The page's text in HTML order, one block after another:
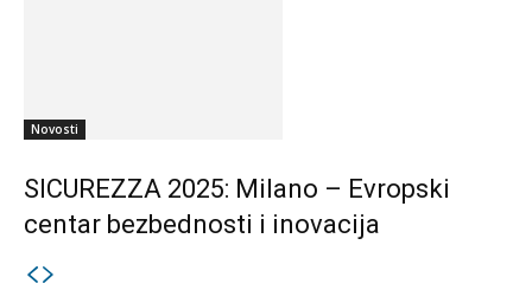
Novosti
SICUREZZA 2025: Milano – Evropski
centar bezbednosti i inovacija